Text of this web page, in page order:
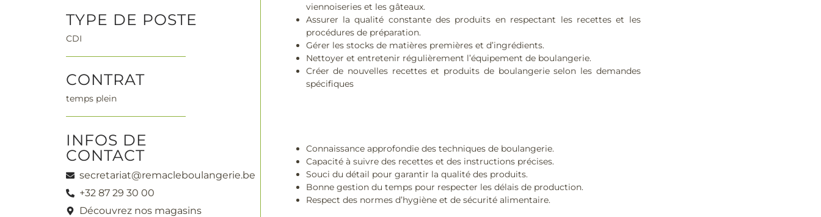
TYPE DE POSTE
CDI
CONTRAT
temps plein
INFOS DE
CONTACT
secretariat@remacleboulangerie.be
+32 87 29 30 00
Découvrez nos magasins
viennoiseries et les gâteaux.
Assurer la qualité constante des produits en respectant les recettes et les
procédures de préparation.
Gérer les stocks de matières premières et d’ingrédients.
Nettoyer et entretenir régulièrement l’équipement de boulangerie.
Créer de nouvelles recettes et produits de boulangerie selon les demandes
spécifiques
Connaissance approfondie des techniques de boulangerie.
Capacité à suivre des recettes et des instructions précises.
Souci du détail pour garantir la qualité des produits.
Bonne gestion du temps pour respecter les délais de production.
Respect des normes d’hygiène et de sécurité alimentaire.